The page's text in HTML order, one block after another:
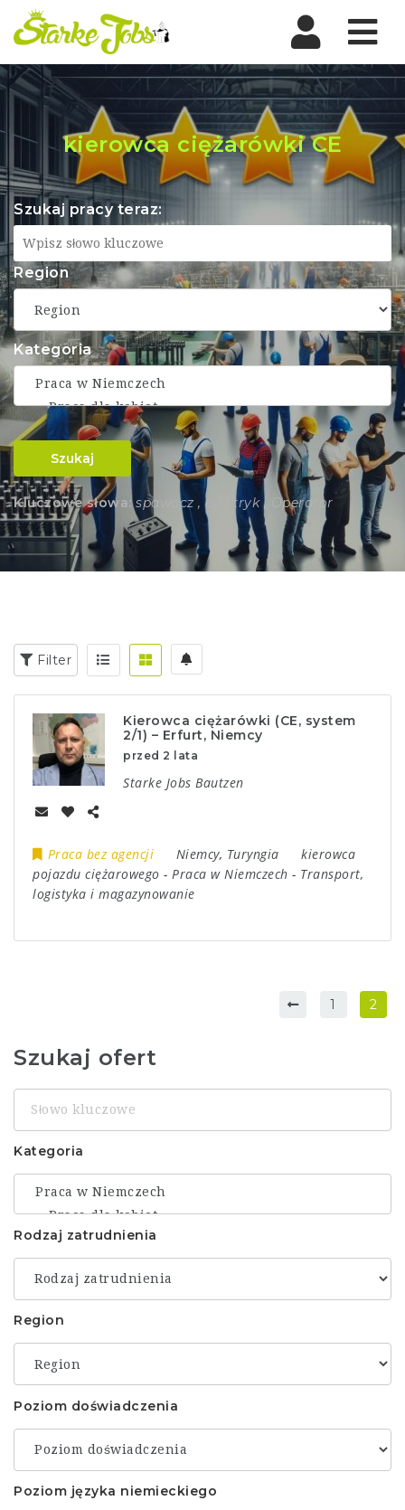
kierowca ciężarówki CE
Szukaj pracy teraz:
Region
Kategoria
Szukaj
Kluczowe słowa: spawacz , elektryk , Operator
Filter
Kierowca ciężarówki (CE, system
2/1) – Erfurt, Niemcy
przed 2 lata
Starke Jobs Bautzen
Praca bez agencji Niemcy, Turyngia
kierowca
pojazdu ciężarowego - Praca w Niemczech - Transport,
logistyka i magazynowanie
1 2
Szukaj ofert
Słowo
kluczowe
Kategoria
Rodzaj zatrudnienia
Region
Poziom doświadczenia
Poziom języka niemieckiego